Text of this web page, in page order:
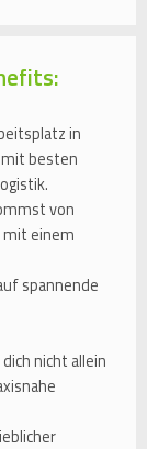
in
besten
von
mit einem
spannende
nicht allein